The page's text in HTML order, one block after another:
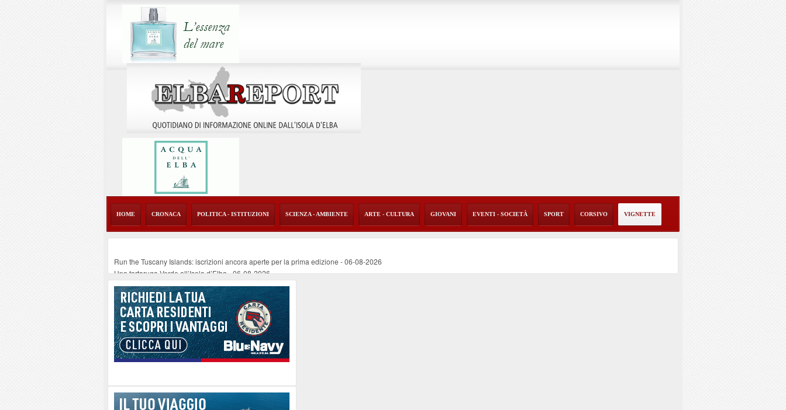
HOME CRONACA POLITICA - ISTITUZIONI SCIENZA - AMBIENTE ARTE - CULTURA GIOVANI EVENTI - SOCIETÀ SPORT CORSIVO VIGNETTE
Run the Tuscany Islands: iscrizioni ancora aperte per la prima edizione -06-08-2026
Una tartaruga Verde all’Isola d’Elba-06-08-2026
Furgone in fiamme a Capoliveri, illeso il conducente-06-08-2026
Campo: chiusura della biblioteca comunale in occasione del Santo Patrono
A Carpani si apre la Festa di Liberazione: il programma della prima serata